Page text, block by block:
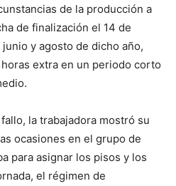
de la producción a
de finalización el 14 de
y agosto de dicho año,
extra en un periodo corto
la trabajadora mostró su
ocasiones en el grupo de
para asignar los pisos y los
el régimen de